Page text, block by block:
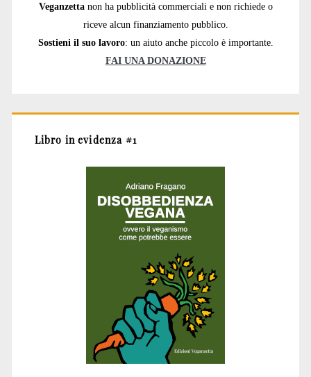
Veganzetta non ha pubblicità commerciali e non richiede o
riceve alcun finanziamento pubblico.
Sostieni il suo lavoro: un aiuto anche piccolo è importante.
FAI UNA DONAZIONE
Libro in evidenza #1